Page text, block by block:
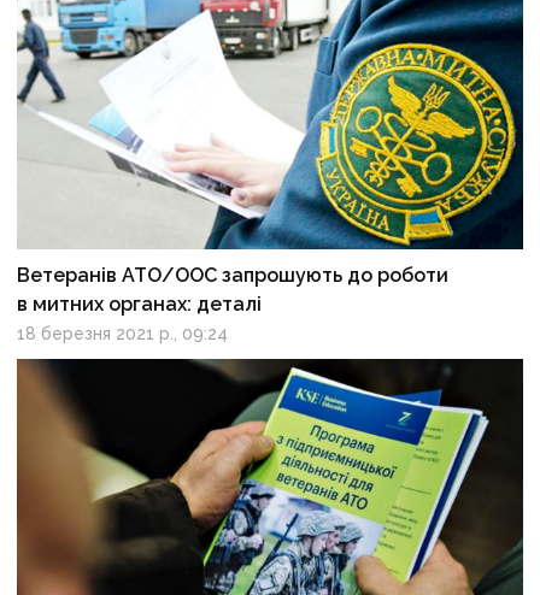
Ветеранів АТО/ООС запрошують до роботи
в митних органах: деталі
18 березня 2021 р., 09:24